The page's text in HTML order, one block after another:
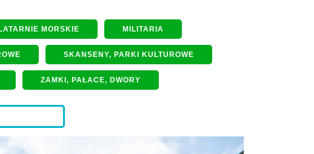
MORSKIE MILITARIA
SKANSENY, PARKI KULTUROWE
ZAMKI, PAŁACE, DWORY